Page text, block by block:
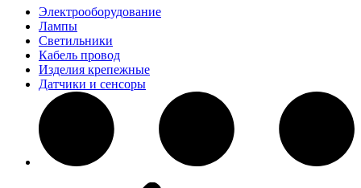
Электрооборудование
Лампы
Светильники
Кабель провод
Изделия крепежные
Датчики и сенсоры